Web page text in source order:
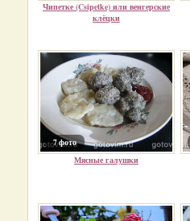
Чипетке (Csipetke) или венгерские
клёцки
7 фото
Мясные галушки